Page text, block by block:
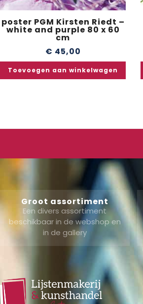
poster PGM Kirsten Riedt –
white and purple 80 x 60
cm
€ 45,00
Toevoegen aan winkelwagen
Groot assortiment
Een divers assortiment
beschikbaar in de webshop en
in de gallery